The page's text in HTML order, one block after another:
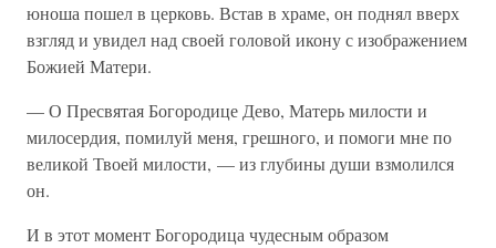
юноша пошел в церковь. Встав в храме, он поднял вверх
взгляд и увидел над своей головой икону с изображением
Божией Матери.
— О Пресвятая Богородице Дево, Матерь милости и
милосердия, помилуй меня, грешного, и помоги мне по
великой Твоей милости, — из глубины души взмолился
он.
И в этот момент Богородица чудесным образом